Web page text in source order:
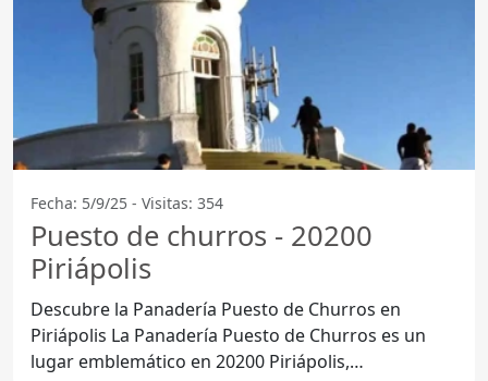
Fecha: 5/9/25 - Visitas: 354
Puesto de churros - 20200
Piriápolis
Descubre la Panadería Puesto de Churros en
Piriápolis La Panadería Puesto de Churros es un
lugar emblemático en 20200 Piriápolis,